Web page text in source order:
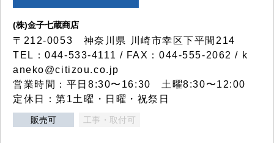
(株)金子七蔵商店
〒212-0053 神奈川県 川崎市幸区下平間214
TEL：044-533-4111 / FAX：044-555-2062 / k
aneko@citizou.co.jp
営業時間：平日8:30〜16:30 土曜8:30〜12:00
定休日：第1土曜・日曜・祝祭日
販売可 工事・取付可